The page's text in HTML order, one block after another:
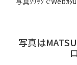
写真は